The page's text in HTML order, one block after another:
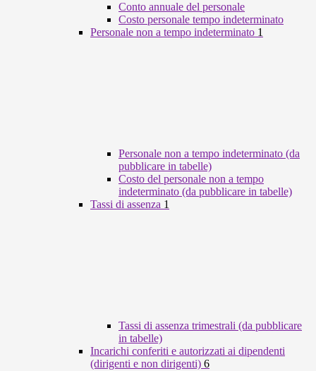
Conto annuale del personale
Costo personale tempo indeterminato
Personale non a tempo indeterminato 1
Personale non a tempo indeterminato (da
pubblicare in tabelle)
Costo del personale non a tempo
indeterminato (da pubblicare in tabelle)
Tassi di assenza 1
Tassi di assenza trimestrali (da pubblicare
in tabelle)
Incarichi conferiti e autorizzati ai dipendenti
(dirigenti e non dirigenti) 6